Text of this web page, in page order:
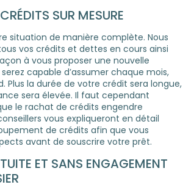
SUR MESURE
situation de manière complète. Nous
vos crédits et dettes en cours ainsi
à vous proposer une nouvelle
capable d’assumer chaque mois,
Plus la durée de votre crédit sera longue,
sera élevée. Il faut cependant
le rachat de crédits engendre
vous expliqueront en détail
de crédits afin que vous
avant de souscrire votre prêt.
ET SANS ENGAGEMENT